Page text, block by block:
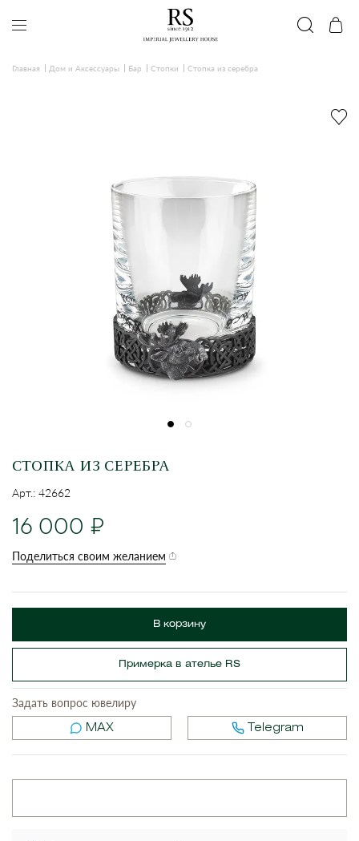
Главная Дом и Аксессуары Бар Стопки Стопка из серебра
СТОПКА ИЗ СЕРЕБРА
Арт.: 42662
16 000
Поделиться своим желанием
В корзину
Примерка в ателье RS
Задать вопрос ювелиру
MAX Telegram